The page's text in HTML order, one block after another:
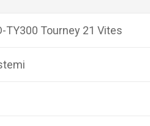
TY300 Tourney 21 Vites